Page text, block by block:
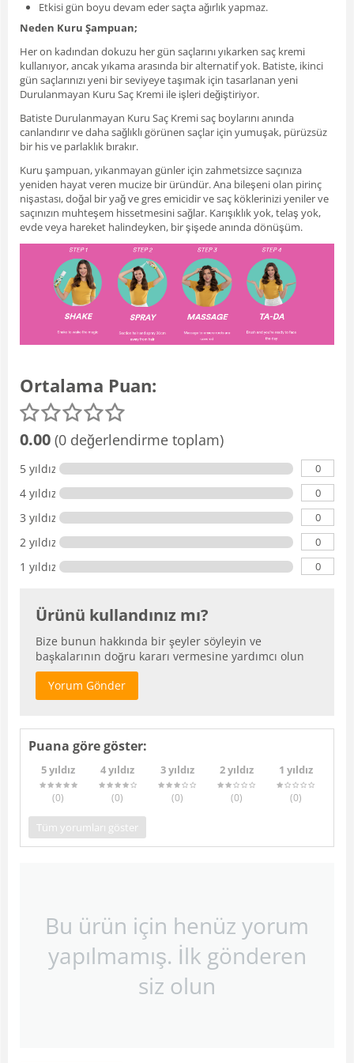
Etkisi gün boyu devam eder saçta ağırlık yapmaz.
Neden Kuru Şampuan;
Her on kadından dokuzu her gün saçlarını yıkarken saç kremi
kullanıyor, ancak yıkama arasında bir alternatif yok. Batiste, ikinci
gün saçlarınızı yeni bir seviyeye taşımak için tasarlanan yeni
Durulanmayan Kuru Saç Kremi ile işleri değiştiriyor.
Batiste Durulanmayan Kuru Saç Kremi saç boylarını anında
canlandırır ve daha sağlıklı görünen saçlar için yumuşak, pürüzsüz
bir his ve parlaklık bırakır.
Kuru şampuan, yıkanmayan günler için zahmetsizce saçınıza
yeniden hayat veren mucize bir üründür. Ana bileşeni olan pirinç
nişastası, doğal bir yağ ve gres emicidir ve saç köklerinizi yeniler ve
saçınızın muhteşem hissetmesini sağlar. Karışıklık yok, telaş yok,
evde veya hareket halindeyken, bir şişede anında dönüşüm.
Ortalama Puan:
0.00 (0 değerlendirme toplam)
5 yıldız 0
4 yıldız 0
3 yıldız 0
2 yıldız 0
1 yıldız 0
Ürünü kullandınız mı?
Bize bunun hakkında bir şeyler söyleyin ve
başkalarının doğru kararı vermesine yardımcı olun
Yorum Gönder
Puana göre göster:
5 yıldız
(0)
4 yıldız
(0)
3 yıldız
(0)
2 yıldız
(0)
1 yıldız
(0)
Tüm yorumları göster
Bu ürün için henüz yorum
yapılmamış. İlk gönderen
siz olun